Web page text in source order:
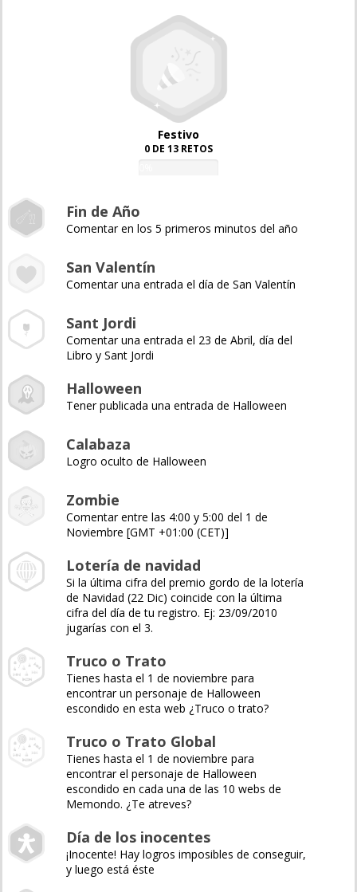
Festivo
0 DE 13 RETOS
Fin de Año
Comentar en los 5 primeros minutos del año
San Valentín
Comentar una entrada el día de San Valentín
Sant Jordi
Comentar una entrada el 23 de Abril, día del
Libro y Sant Jordi
Halloween
Tener publicada una entrada de Halloween
Calabaza
Logro oculto de Halloween
Zombie
Comentar entre las 4:00 y 5:00 del 1 de
Noviembre [GMT +01:00 (CET)]
Lotería de navidad
Si la última cifra del premio gordo de la lotería
de Navidad (22 Dic) coincide con la última
cifra del día de tu registro. Ej: 23/09/2010
jugarías con el 3.
Truco o Trato
Tienes hasta el 1 de noviembre para
encontrar un personaje de Halloween
escondido en esta web ¿Truco o trato?
Truco o Trato Global
Tienes hasta el 1 de noviembre para
encontrar el personaje de Halloween
escondido en cada una de las 10 webs de
Memondo. ¿Te atreves?
Día de los inocentes
¡Inocente! Hay logros imposibles de conseguir,
y luego está éste